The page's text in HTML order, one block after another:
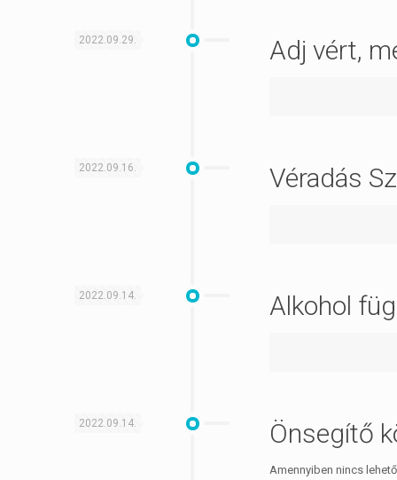
2022.09.29. Adj vért,
2022.09.16. Véradás
2022.09.14. Alkohol
2022.09.14. Önsegítő
Amennyiben nincs